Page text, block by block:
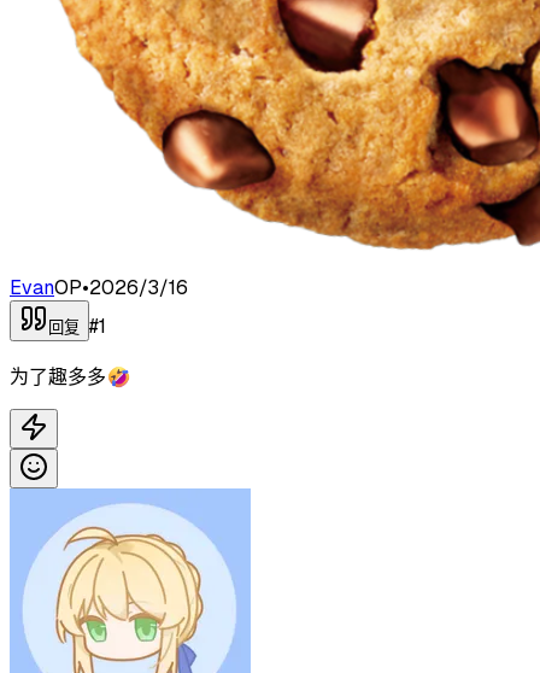
EvanOP•2026/3/16
回复 #1
为了趣多多🤣